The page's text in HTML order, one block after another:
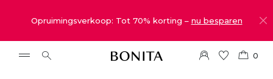
Opruimingsverkoop: Tot 70% korting – nu besparen
0